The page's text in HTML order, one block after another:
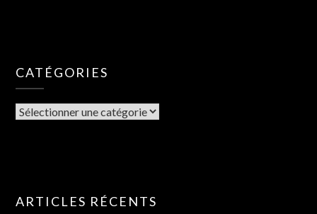
CATÉGORIES
ARTICLES RÉCENTS